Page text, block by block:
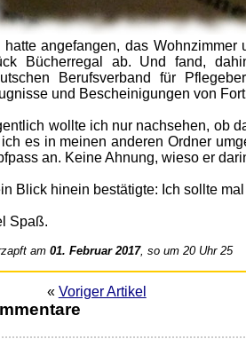
hatte angefangen, das
Bücherregal ab. Und fand,
Berufsverband für
und Bescheinigungen von
wollte ich nur nachsehen, ob
es in meinen anderen Ordner
an. Keine Ahnung, wieso er
Blick hinein bestätigte: Ich sollte
Spaß.
am01. Februar 2017, so um 20 Uhr 25
« Voriger Artikel